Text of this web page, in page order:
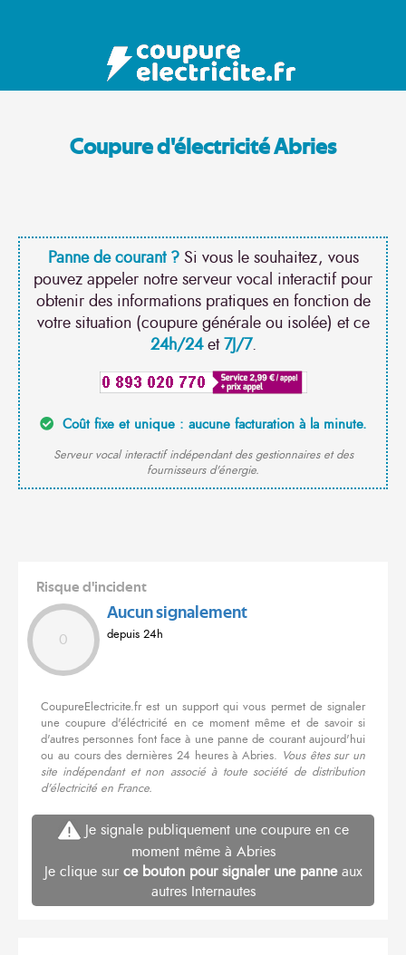
Coupure d'électricité Abries
Panne de courant ?Si vous le souhaitez, vous
pouvez appeler notre serveur vocal interactif pour
obtenir des informations pratiques en fonction de
votre situation (coupure générale ou isolée) et ce
24h/24et7J/7.
Coût fixe et unique : aucune facturation à la minute.
Serveur vocal interactif indépendant des gestionnaires et des
fournisseurs d'énergie.
Risque d'incident
0
Aucun signalement
depuis 24h
CoupureElectricite.fr est un support qui vous permet de signaler
une coupure d'éléctricité en ce moment même et de savoir si
d'autres personnes font face à une panne de courant aujourd'hui
ou au cours des dernières 24 heures à Abries. Vous êtes sur un
site indépendant et non associé à toute société de distribution
d'électricité en France.
Je signale publiquement une coupure en ce
moment même à Abries
Je clique sur ce bouton pour signaler une panneaux
autres Internautes